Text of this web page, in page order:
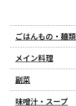
ごはんもの・麺類
メイン料理
副菜
味噌汁・スープ